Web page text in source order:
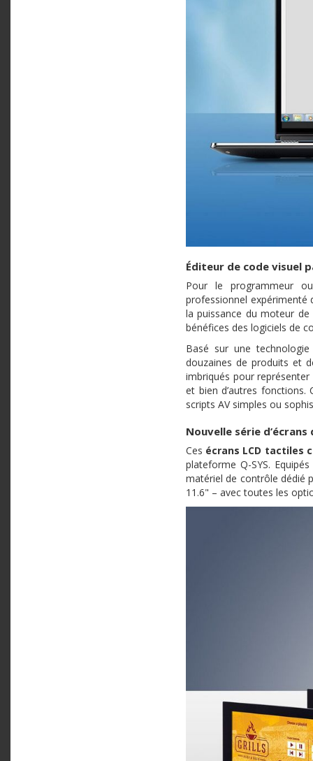
Éditeur de code visuel
Pour le programmeur
professionnel expérimenté
la puissance du moteur
bénéfices des logiciels de
Basé sur une
douzaines de produits et
imbriqués pour
et bien d’autres
scripts AV simples ou
Nouvelle série
Ces écrans LCD tactiles
plateforme Q-SYS.
matériel de contrôle dédié
11.6" – avec toutes les